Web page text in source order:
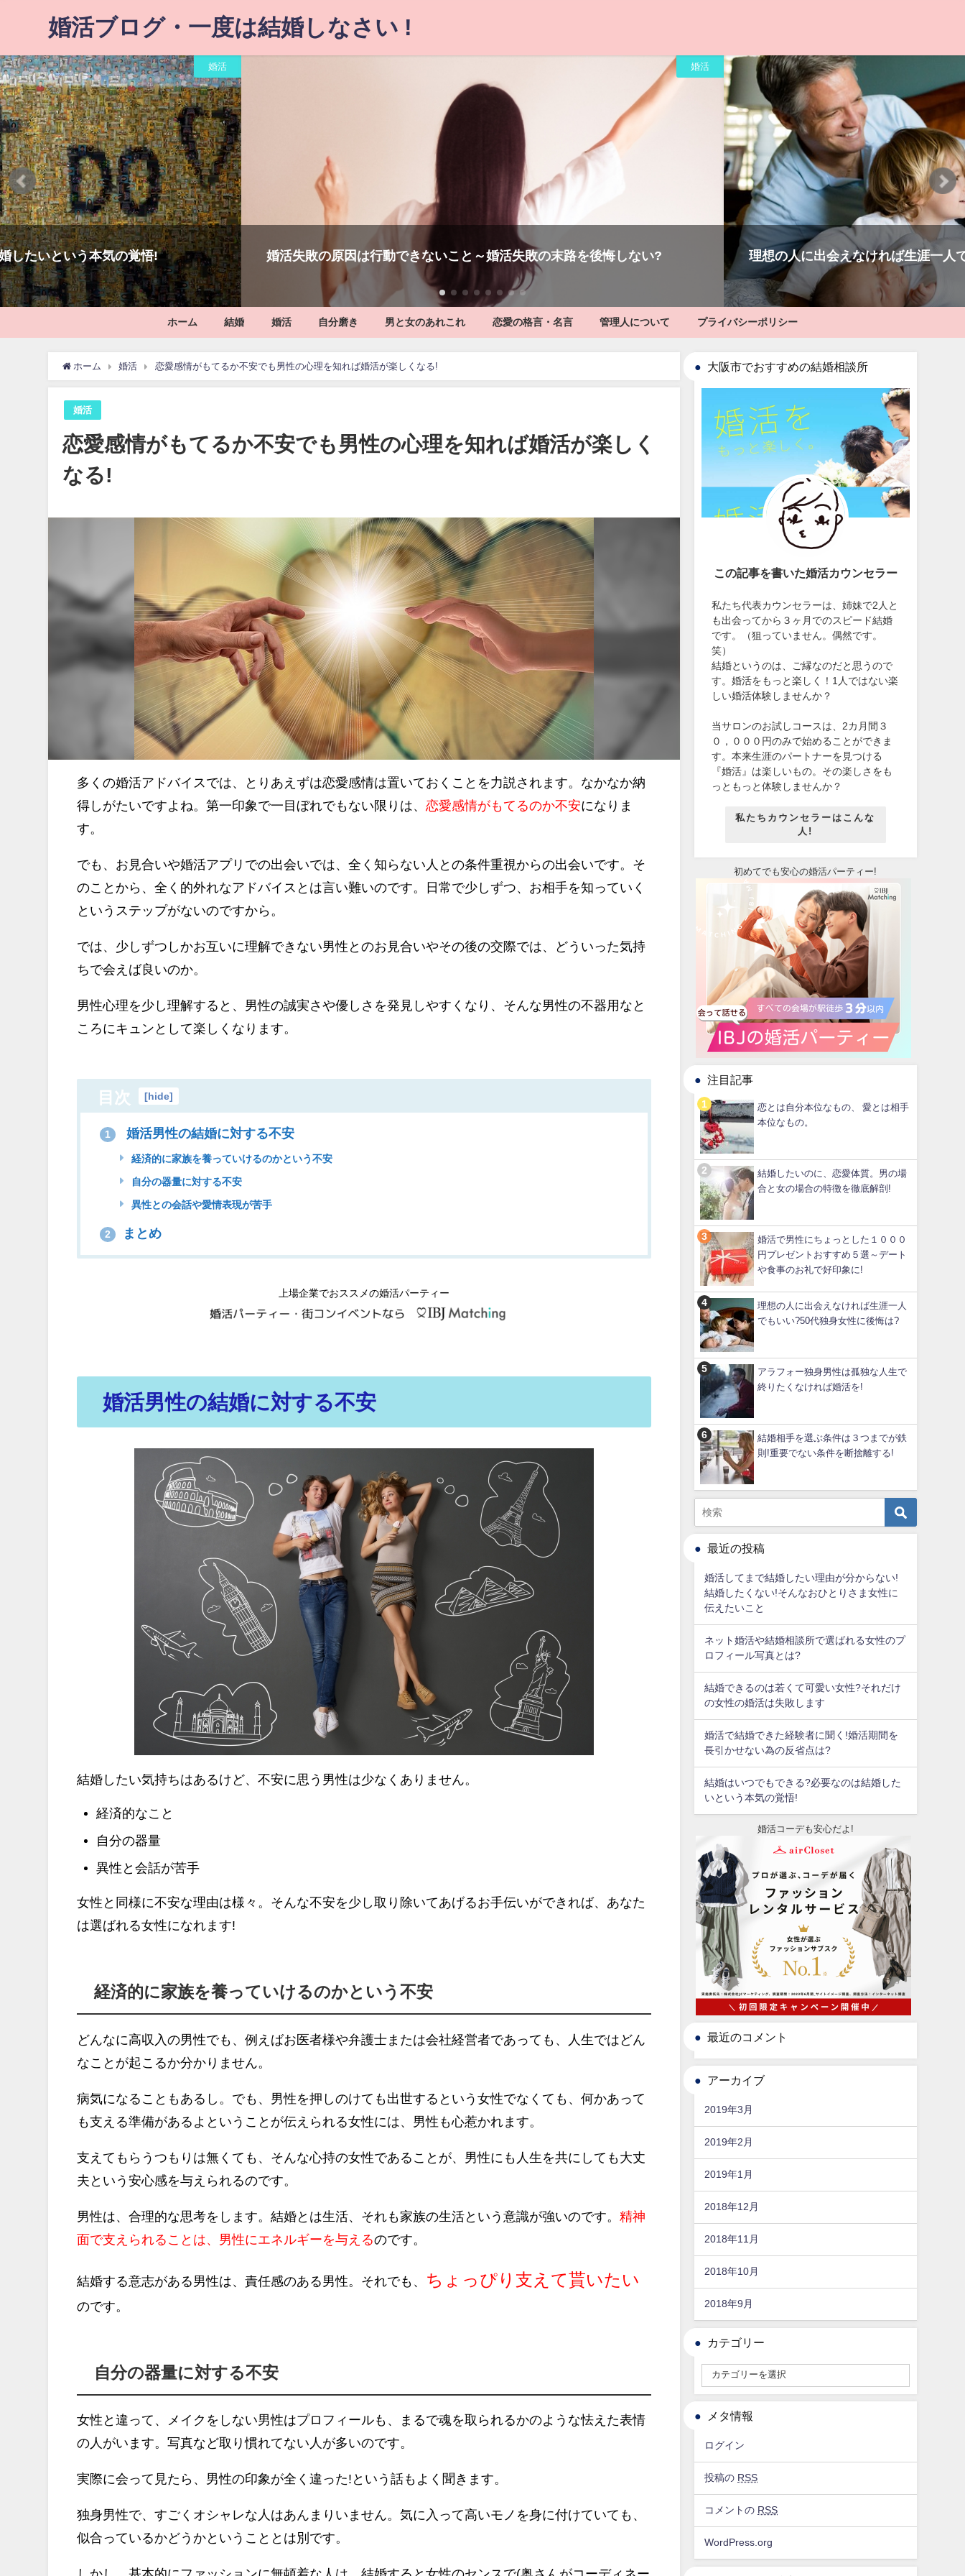
婚活ブログ・一度は結婚しなさい !
婚活
活失敗の末路を後悔しない?
婚活
理想の人に出会えなければ生涯一人でもいい?50代独身女性に後悔は? 婚活するか恋愛できる人を待つのか
ホーム 結婚 婚活 自分磨き 男と女のあれこれ 恋愛の格言・名言 管理人について プライバシーポリシー
ホーム 婚活 恋愛感情がもてるか不安でも男性の心理を知れば婚活が楽しくなる!
婚活
恋愛感情がもてるか不安でも男性の心理を知れば婚活が楽しく
なる!
多くの婚活アドバイスでは、とりあえずは恋愛感情は置いておくことを力説されます。 なかなか納
得しがたいですよね。第一印象で一目ぼれでもない限りは、恋愛感情がもてるのか不安になりま
す。
でも、お見合いや婚活アプリでの出会いでは、全く知らない人との条件重視からの出会いです。 そ
のことから、全く的外れなアドバイスとは言い難いのです。日常で少しずつ、お相手を知っていく
というステップがないのですから。
では、少しずつしかお互いに理解できない男性とのお見合いやその後の交際では、どういった気持
ちで会えば良いのか。
男性心理を少し理解すると、男性の誠実さや優しさを発見しやすくなり、そんな男性の不器用なと
ころにキュンとして楽しくなります。
目次 [hide]
1 婚活男性の結婚に対する不安
経済的に家族を養っていけるのかという不安
自分の器量に対する不安
異性との会話や愛情表現が苦手
2 まとめ
上場企業でおススメの婚活パーティー
婚活男性の結婚に対する不安
結婚したい気持ちはあるけど、不安に思う男性は少なくありません。
経済的なこと
自分の器量
異性と会話が苦手
女性と同様に不安な理由は様々。そんな不安を少し取り除いてあげるお手伝いができれば、 あなた
は選ばれる女性になれます!
経済的に家族を養っていけるのかという不安
どんなに高収入の男性でも、例えばお医者様や弁護士または会社経営者であっても、
人生ではどん
なことが起こるか分かりません。
病気になることもあるし。でも、男性を押しのけても出世するという女性でなくても、何かあって
も支える準備があるよということが伝えられる女性には、 男性も心惹かれます。
支えてもらうつもりは無くても、そんな心持の女性であることが、 男性にも人生を共にしても大丈
夫という安心感を与えられるのです。
男性は、合理的な思考をします。結婚とは生活、それも家族の生活という意識が強いのです。精神
面で支えられることは、男性にエネルギーを与えるのです。
結婚する意志がある男性は、責任感のある男性。それでも、 ちょっぴり支えて貰いたい
のです。
自分の器量に対する不安
女性と違って、メイクをしない男性はプロフィールも、まるで魂を取られるかのような怯えた表情
の人がいます。写真など取り慣れてない人が多いのです。
実際に会って見たら、男性の印象が全く違った! という話もよく聞きます。
独身男性で、すごくオシャレな人はあんまりいません。気に入って高いモノを身に付けていても、
似合っているかどうかということとは別です。
大阪市でおすすめの結婚相談所
この記事を書いた婚活カウンセラー
私たち代表カウンセラーは、姉妹で2人と
も出会ってから３ヶ月でのスピード結婚
です。（狙っていません。偶然です。
笑）
結婚というのは、ご縁なのだと思うので
す。婚活をもっと楽しく！1人ではない楽
しい婚活体験しませんか？
当サロンのお試しコースは、2カ月間３
０，０００円のみで始めることができま
す。本来生涯のパートナーを見つける
『婚活』は楽しいもの。その楽しさをも
っともっと体験しませんか？
私たちカウンセラーはこんな
人!
初めてでも安心の婚活パーティー!
注目記事
恋とは自分本位なもの、 愛とは相手
本位なもの。
結婚したいのに、恋愛体質。男の場
合と女の場合の特徴を徹底解剖!
婚活で男性にちょっとした１０００
円プレゼントおすすめ５選～デート
や食事のお礼で好印象に!
理想の人に出会えなければ生涯一人
でもいい?50代独身女性に後悔は?
アラフォー独身男性は孤独な人生で
終りたくなければ婚活を!
結婚相手を選ぶ条件は３つまでが鉄
則!重要でない条件を断捨離する!
最近の投稿
婚活してまで結婚したい理由が分からない!
結婚したくない!そんなおひとりさま女性に
伝えたいこと
ネット婚活や結婚相談所で選ばれる女性のプ
ロフィール写真とは?
結婚できるのは若くて可愛い女性?それだけ
の女性の婚活は失敗します
婚活で結婚できた経験者に聞く!婚活期間を
長引かせない為の反省点は?
結婚はいつでもできる?必要なのは結婚した
いという本気の覚悟!
婚活コーデも安心だよ!
最近のコメント
アーカイブ
2019年3月
2019年2月
2019年1月
2018年12月
2018年11月
2018年10月
2018年9月
カテゴリー
メタ情報
ログイン
投稿の RSS
コメントの RSS
WordPress.org